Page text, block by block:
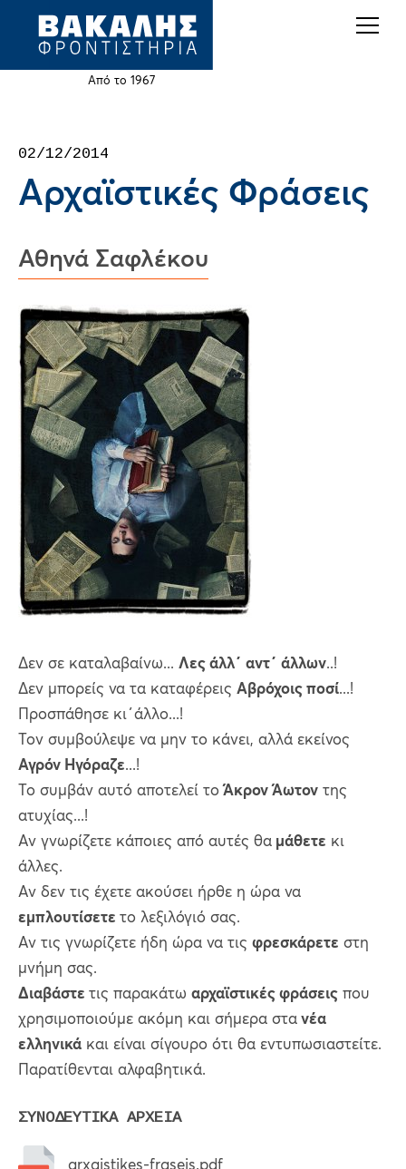
Jump
Από το 1967
top
02/12/2014
Αρχαϊστικές Φράσεις
Αθηνά Σαφλέκου
Δεν σε καταλαβαίνω... Λες άλλ΄ αντ΄ άλλων..!
Δεν μπορείς να τα καταφέρεις Αβρόχοις ποσί...!
Προσπάθησε κι΄άλλο...!
Τον συμβούλεψε να μην το κάνει, αλλά εκείνος
Αγρόν Ηγόραζε...!
Το συμβάν αυτό αποτελεί το Άκρον Άωτον της
ατυχίας...!
Αν γνωρίζετε κάποιες από αυτές θα μάθετε κι
άλλες.
Αν δεν τις έχετε ακούσει ήρθε η ώρα να
εμπλουτίσετε το λεξιλόγιό σας.
Αν τις γνωρίζετε ήδη ώρα να τις φρεσκάρετε στη
μνήμη σας.
Διαβάστε τις παρακάτω αρχαϊστικές φράσεις που
χρησιμοποιούμε ακόμη και σήμερα στα νέα
ελληνικά και είναι σίγουρο ότι θα εντυπωσιαστείτε.
Παρατίθενται αλφαβητικά.
ΣΥΝΟΔΕΥΤΙΚΑ ΑΡΧΕΙΑ
arxaistikes-fraseis.pdf